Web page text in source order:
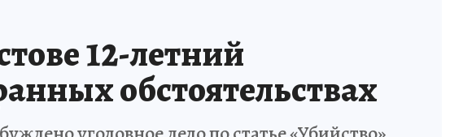
12-летний
обстоятельствах